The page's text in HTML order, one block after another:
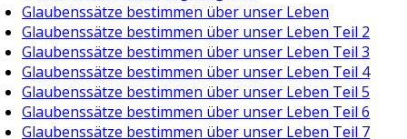
Glaubenssätze bestimmen über unser Leben
Glaubenssätze bestimmen über unser Leben Teil 2
Glaubenssätze bestimmen über unser Leben Teil 3
Glaubenssätze bestimmen über unser Leben Teil 4
Glaubenssätze bestimmen über unser Leben Teil 5
Glaubenssätze bestimmen über unser Leben Teil 6
Glaubenssätze bestimmen über unser Leben Teil 7